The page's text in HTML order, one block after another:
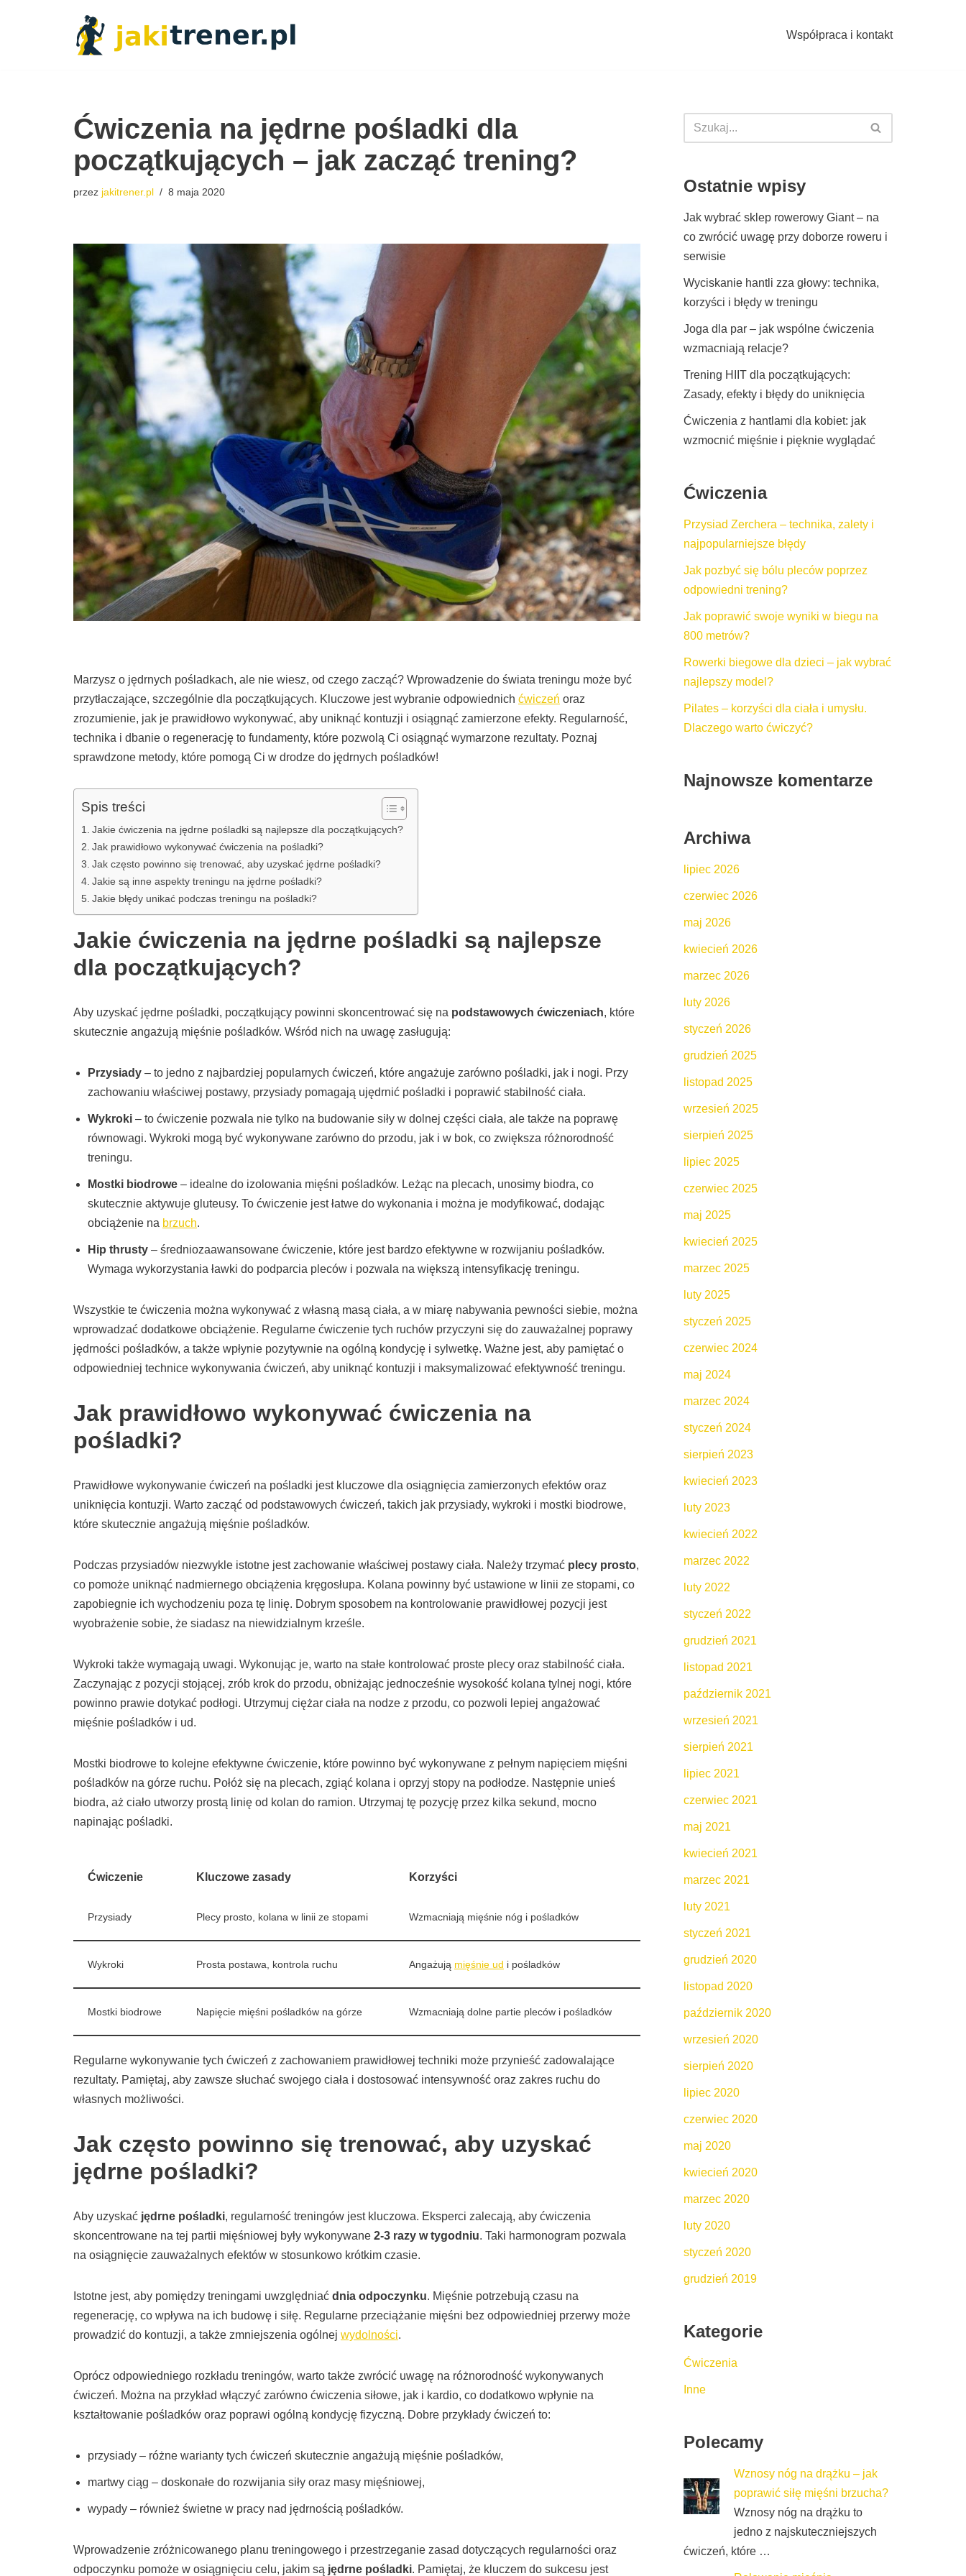
Współpraca i kontakt
Ćwiczenia na jędrne pośladki dla
początkujących – jak zacząć trening?
przez jakitrener.pl 8 maja 2020
Marzysz o jędrnych pośladkach, ale nie wiesz, od czego zacząć? Wprowadzenie do świata treningu może być
przytłaczające, szczególnie dla początkujących. Kluczowe jest wybranie odpowiednich ćwiczeń oraz
zrozumienie, jak je prawidłowo wykonywać, aby uniknąć kontuzji i osiągnąć zamierzone efekty. Regularność,
technika i dbanie o regenerację to fundamenty, które pozwolą Ci osiągnąć wymarzone rezultaty. Poznaj
sprawdzone metody, które pomogą Ci w drodze do jędrnych pośladków!
Spis treści
Jakie ćwiczenia na jędrne pośladki są najlepsze dla początkujących?
Jak prawidłowo wykonywać ćwiczenia na pośladki?
Jak często powinno się trenować, aby uzyskać jędrne pośladki?
Jakie są inne aspekty treningu na jędrne pośladki?
Jakie błędy unikać podczas treningu na pośladki?
Jakie ćwiczenia na jędrne pośladki są najlepsze
dla początkujących?
Aby uzyskać jędrne pośladki, początkujący powinni skoncentrować się na podstawowych ćwiczeniach, które
skutecznie angażują mięśnie pośladków. Wśród nich na uwagę zasługują:
Przysiady – to jedno z najbardziej popularnych ćwiczeń, które angażuje zarówno pośladki, jak i nogi. Przy
zachowaniu właściwej postawy, przysiady pomagają ujędrnić pośladki i poprawić stabilność ciała.
Wykroki – to ćwiczenie pozwala nie tylko na budowanie siły w dolnej części ciała, ale także na poprawę
równowagi. Wykroki mogą być wykonywane zarówno do przodu, jak i w bok, co zwiększa różnorodność
treningu.
Mostki biodrowe – idealne do izolowania mięśni pośladków. Leżąc na plecach, unosimy biodra, co
skutecznie aktywuje gluteusy. To ćwiczenie jest łatwe do wykonania i można je modyfikować, dodając
obciążenie na brzuch.
Hip thrusty – średniozaawansowane ćwiczenie, które jest bardzo efektywne w rozwijaniu pośladków.
Wymaga wykorzystania ławki do podparcia pleców i pozwala na większą intensyfikację treningu.
Wszystkie te ćwiczenia można wykonywać z własną masą ciała, a w miarę nabywania pewności siebie, można
wprowadzać dodatkowe obciążenie. Regularne ćwiczenie tych ruchów przyczyni się do zauważalnej poprawy
jędrności pośladków, a także wpłynie pozytywnie na ogólną kondycję i sylwetkę. Ważne jest, aby pamiętać o
odpowiedniej technice wykonywania ćwiczeń, aby uniknąć kontuzji i maksymalizować efektywność treningu.
Jak prawidłowo wykonywać ćwiczenia na
pośladki?
Prawidłowe wykonywanie ćwiczeń na pośladki jest kluczowe dla osiągnięcia zamierzonych efektów oraz
uniknięcia kontuzji. Warto zacząć od podstawowych ćwiczeń, takich jak przysiady, wykroki i mostki biodrowe,
które skutecznie angażują mięśnie pośladków.
Podczas przysiadów niezwykle istotne jest zachowanie właściwej postawy ciała. Należy trzymać plecy prosto,
co pomoże uniknąć nadmiernego obciążenia kręgosłupa. Kolana powinny być ustawione w linii ze stopami, co
zapobiegnie ich wychodzeniu poza tę linię. Dobrym sposobem na kontrolowanie prawidłowej pozycji jest
wyobrażenie sobie, że siadasz na niewidzialnym krześle.
Wykroki także wymagają uwagi. Wykonując je, warto na stałe kontrolować proste plecy oraz stabilność ciała.
Zaczynając z pozycji stojącej, zrób krok do przodu, obniżając jednocześnie wysokość kolana tylnej nogi, które
powinno prawie dotykać podłogi. Utrzymuj ciężar ciała na nodze z przodu, co pozwoli lepiej angażować
mięśnie pośladków i ud.
Mostki biodrowe to kolejne efektywne ćwiczenie, które powinno być wykonywane z pełnym napięciem mięśni
pośladków na górze ruchu. Połóż się na plecach, zgiąć kolana i oprzyj stopy na podłodze. Następnie unieś
biodra, aż ciało utworzy prostą linię od kolan do ramion. Utrzymaj tę pozycję przez kilka sekund, mocno
napinając pośladki.
Ćwiczenie Kluczowe zasady Korzyści
Przysiady Plecy prosto, kolana w linii ze stopami Wzmacniają mięśnie nóg i pośladków
Wykroki Prosta postawa, kontrola ruchu Angażują mięśnie ud i pośladków
Mostki biodrowe Napięcie mięśni pośladków na górze Wzmacniają dolne partie pleców i pośladków
Regularne wykonywanie tych ćwiczeń z zachowaniem prawidłowej techniki może przynieść zadowalające
rezultaty. Pamiętaj, aby zawsze słuchać swojego ciała i dostosować intensywność oraz zakres ruchu do
własnych możliwości.
Jak często powinno się trenować, aby uzyskać
jędrne pośladki?
Aby uzyskać jędrne pośladki, regularność treningów jest kluczowa. Eksperci zalecają, aby ćwiczenia
skoncentrowane na tej partii mięśniowej były wykonywane 2-3 razy w tygodniu. Taki harmonogram pozwala
na osiągnięcie zauważalnych efektów w stosunkowo krótkim czasie.
Istotne jest, aby pomiędzy treningami uwzględniać dnia odpoczynku. Mięśnie potrzebują czasu na
regenerację, co wpływa na ich budowę i siłę. Regularne przeciążanie mięśni bez odpowiedniej przerwy może
prowadzić do kontuzji, a także zmniejszenia ogólnej wydolności.
Oprócz odpowiedniego rozkładu treningów, warto także zwrócić uwagę na różnorodność wykonywanych
ćwiczeń. Można na przykład włączyć zarówno ćwiczenia siłowe, jak i kardio, co dodatkowo wpłynie na
kształtowanie pośladków oraz poprawi ogólną kondycję fizyczną. Dobre przykłady ćwiczeń to:
przysiady – różne warianty tych ćwiczeń skutecznie angażują mięśnie pośladków,
martwy ciąg – doskonałe do rozwijania siły oraz masy mięśniowej,
wypady – również świetne w pracy nad jędrnością pośladków.
Wprowadzenie zróżnicowanego planu treningowego i przestrzeganie zasad dotyczących regularności oraz
odpoczynku pomoże w osiągnięciu celu, jakim są jędrne pośladki. Pamiętaj, że kluczem do sukcesu jest
Ostatnie wpisy
Jak wybrać sklep rowerowy Giant – na
co zwrócić uwagę przy doborze roweru i
serwisie
Wyciskanie hantli zza głowy: technika,
korzyści i błędy w treningu
Joga dla par – jak wspólne ćwiczenia
wzmacniają relacje?
Trening HIIT dla początkujących:
Zasady, efekty i błędy do uniknięcia
Ćwiczenia z hantlami dla kobiet: jak
wzmocnić mięśnie i pięknie wyglądać
Ćwiczenia
Przysiad Zerchera – technika, zalety i
najpopularniejsze błędy
Jak pozbyć się bólu pleców poprzez
odpowiedni trening?
Jak poprawić swoje wyniki w biegu na
800 metrów?
Rowerki biegowe dla dzieci – jak wybrać
najlepszy model?
Pilates – korzyści dla ciała i umysłu.
Dlaczego warto ćwiczyć?
Najnowsze komentarze
Archiwa
lipiec 2026
czerwiec 2026
maj 2026
kwiecień 2026
marzec 2026
luty 2026
styczeń 2026
grudzień 2025
listopad 2025
wrzesień 2025
sierpień 2025
lipiec 2025
czerwiec 2025
maj 2025
kwiecień 2025
marzec 2025
luty 2025
styczeń 2025
czerwiec 2024
maj 2024
marzec 2024
styczeń 2024
sierpień 2023
kwiecień 2023
luty 2023
kwiecień 2022
marzec 2022
luty 2022
styczeń 2022
grudzień 2021
listopad 2021
październik 2021
wrzesień 2021
sierpień 2021
lipiec 2021
czerwiec 2021
maj 2021
kwiecień 2021
marzec 2021
luty 2021
styczeń 2021
grudzień 2020
listopad 2020
październik 2020
wrzesień 2020
sierpień 2020
lipiec 2020
czerwiec 2020
maj 2020
kwiecień 2020
marzec 2020
luty 2020
styczeń 2020
grudzień 2019
Kategorie
Ćwiczenia
Inne
Polecamy
Wznosy nóg na drążku – jak
poprawić siłę mięśni brzucha?
Wznosy nóg na drążku to
jedno z najskuteczniejszych
ćwiczeń, które …